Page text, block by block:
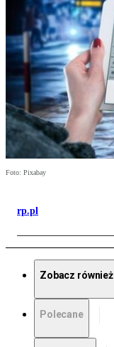
Foto: Pixabay
rp.pl
Zobacz również
Polecane